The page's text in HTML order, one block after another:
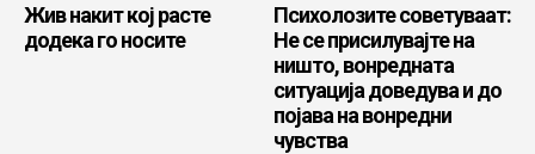
Жив накит кој расте
додека го носите
Психолозите советуваат:
Не се присилувајте на
ништо, вонредната
ситуација доведува и до
појава на вонредни
чувства